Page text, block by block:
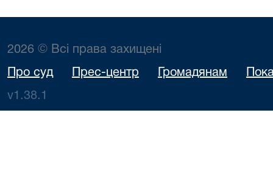
2026 © Всі права захищені
Про суд Прес-центр Громадянам
v1.38.1